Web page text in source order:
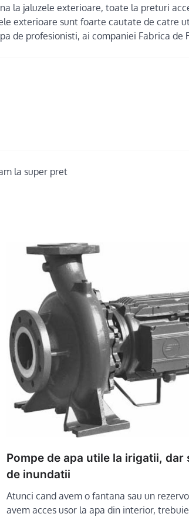
la jaluzele exterioare, toate la preturi
exterioare sunt foarte cautate de catre
de profesionisti, ai companiei Fabrica de
la super pret
Pompe de apa utile la irigatii, dar
de inundatii
Atunci cand avem o fantana sau un
avem acces usor la apa din interior, trebuie